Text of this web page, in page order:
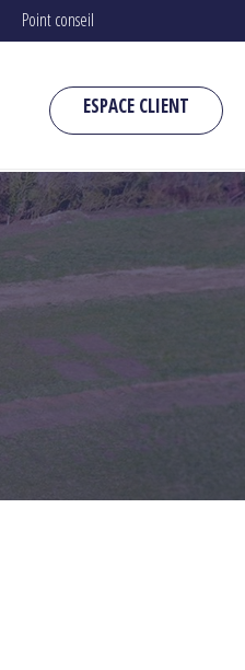
Point conseil
ESPACE CLIENT